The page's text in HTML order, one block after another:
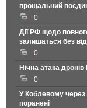
прощальний
0
Дії РФ щодо
залишаться без
0
Нічна атака
0
У Коблевому через
поранені